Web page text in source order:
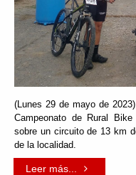
(Lunes 29 de mayo de
Campeonato de Rural
sobre un circuito de 13 km
de la localidad.
Leer más...